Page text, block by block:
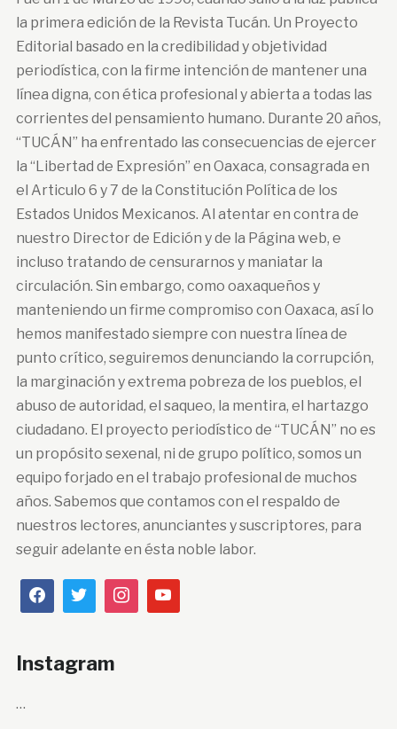
la primera edición de la Revista Tucán. Un Proyecto
Editorial basado en la credibilidad y objetividad
periodística, con la firme intención de mantener una
línea digna, con ética profesional y abierta a todas las
corrientes del pensamiento humano. Durante 20 años,
“TUCÁN” ha enfrentado las consecuencias de ejercer
la “Libertad de Expresión” en Oaxaca, consagrada en
el Articulo 6 y 7 de la Constitución Política de los
Estados Unidos Mexicanos. Al atentar en contra de
nuestro Director de Edición y de la Página web, e
incluso tratando de censurarnos y maniatar la
circulación. Sin embargo, como oaxaqueños y
manteniendo un firme compromiso con Oaxaca, así lo
hemos manifestado siempre con nuestra línea de
punto crítico, seguiremos denunciando la corrupción,
la marginación y extrema pobreza de los pueblos, el
abuso de autoridad, el saqueo, la mentira, el hartazgo
ciudadano. El proyecto periodístico de “TUCÁN” no es
un propósito sexenal, ni de grupo político, somos un
equipo forjado en el trabajo profesional de muchos
años. Sabemos que contamos con el respaldo de
nuestros lectores, anunciantes y suscriptores, para
seguir adelante en ésta noble labor.
Instagram
…